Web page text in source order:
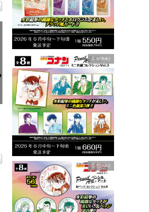
広告(Ads)
広告(Ads)